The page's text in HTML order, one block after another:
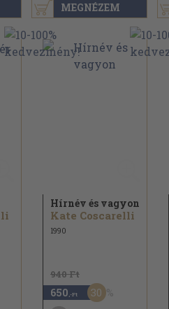
MEGNÉZEM
Hírnév és vagyon
Kate Coscarelli
1990
940 Ft
650 ,-Ft 30